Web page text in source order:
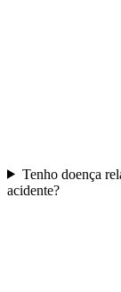
Tenho doença
acidente?